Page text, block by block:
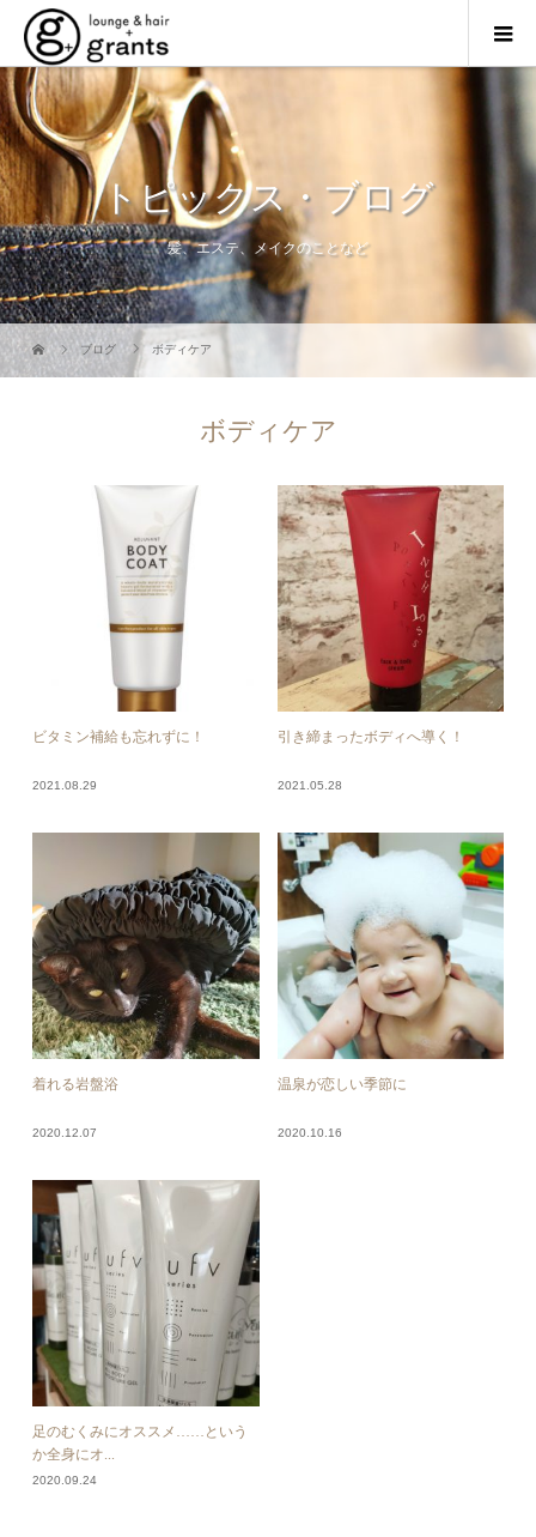
トピックス・ブログ
髪、エステ、メイクのことなど
ブログ ボディケア
ボディケア
ビタミン補給も忘れずに！
2021.08.29
引き締まったボディへ導く！
2021.05.28
着れる岩盤浴
2020.12.07
温泉が恋しい季節に
2020.10.16
足のむくみにオススメ……という
か全身にオ...
2020.09.24